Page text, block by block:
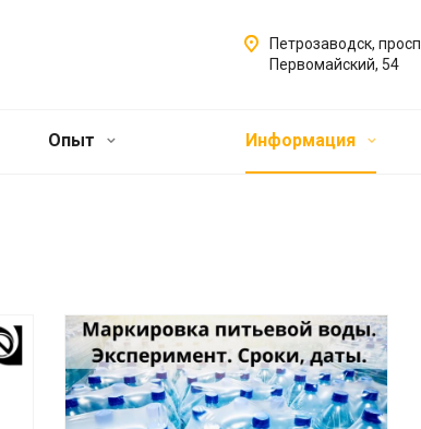
Петрозаводск, просп.
Первомайский, 54
Опыт Информация